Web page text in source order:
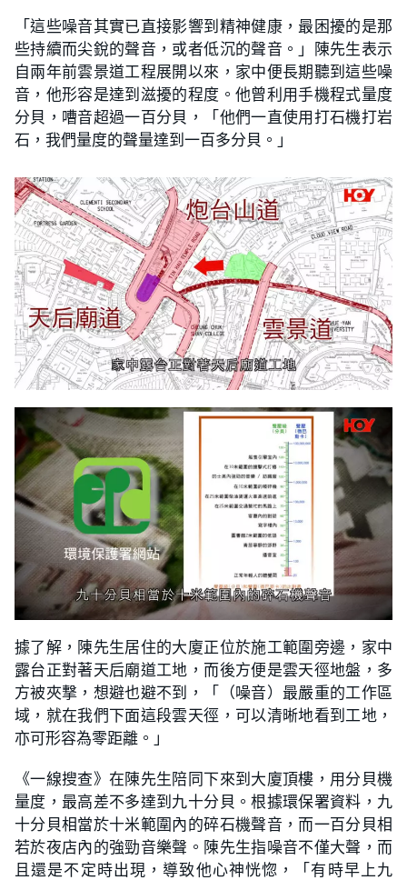
「這些噪音其實已直接影響到精神健康，最困擾的是那
些持續而尖銳的聲音，或者低沉的聲音。」陳先生表示
自兩年前雲景道工程展開以來，家中便長期聽到這些噪
音，他形容是達到滋擾的程度。他曾利用手機程式量度
分貝，嘈音超過一百分貝，「他們一直使用打石機打岩
石，我們量度的聲量達到一百多分貝。」
據了解，陳先生居住的大廈正位於施工範圍旁邊，家中
露台正對著天后廟道工地，而後方便是雲天徑地盤，多
方被夾撃，想避也避不到，「（噪音）最嚴重的工作區
域，就在我們下面這段雲天徑，可以清晰地看到工地，
亦可形容為零距離。」
《一線搜查》在陳先生陪同下來到大廈頂樓，用分貝機
量度，最高差不多達到九十分貝。根據環保署資料，九
十分貝相當於十米範圍內的碎石機聲音，而一百分貝相
若於夜店內的強勁音樂聲。陳先生指噪音不僅大聲，而
且還是不定時出現，導致他心神恍惚，「有時早上九